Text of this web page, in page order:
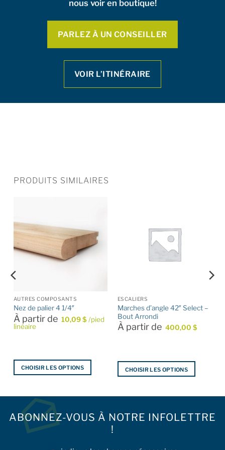
nous voir en boutique!
PARLEZ À UN CONSEILLER
VOIR L’ITINÉRAIRE
PRODUITS SIMILAIRES
AUTRES COMPOSANTS
Nez de palier 4 1/4″
À partir de 10,09$ /pied
linéaire
CHOISIR LES OPTIONS
plusieurs
variations.
ESCALIERS
Marches d’angle 42″ Select –
Bout Arrondi
À partir de 400,00 $
CHOISIR LES OPTIONS
plusieurs
variations.
ABONNEZ-VOUS À NOTRE INFOLETTRE
!